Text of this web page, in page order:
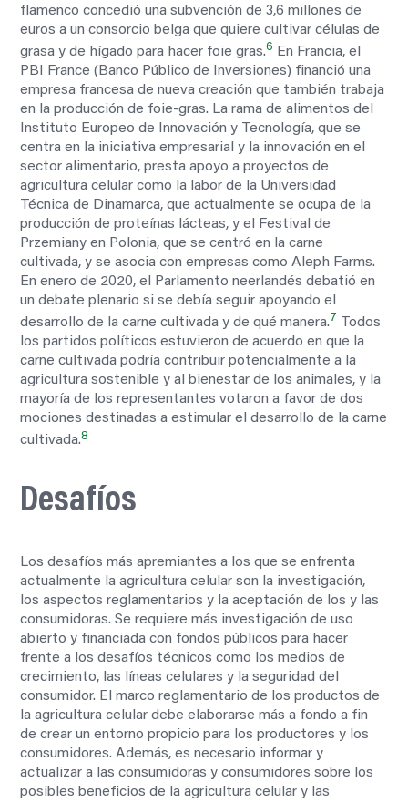
flamenco concedió una subvención de 3,6 millones de
euros a un consorcio belga que quiere cultivar células de
grasa y de hígado para hacer foie gras.6 En Francia, el
PBI France (Banco Público de Inversiones) financió una
empresa francesa de nueva creación que también trabaja
en la producción de foie-gras. La rama de alimentos del
Instituto Europeo de Innovación y Tecnología, que se
centra en la iniciativa empresarial y la innovación en el
sector alimentario, presta apoyo a proyectos de
agricultura celular como la labor de la Universidad
Técnica de Dinamarca, que actualmente se ocupa de la
producción de proteínas lácteas, y el Festival de
Przemiany en Polonia, que se centró en la carne
cultivada, y se asocia con empresas como Aleph Farms.
En enero de 2020, el Parlamento neerlandés debatió en
un debate plenario si se debía seguir apoyando el
desarrollo de la carne cultivada y de qué manera. 7
Todos
los partidos políticos estuvieron de acuerdo en que la
carne cultivada podría contribuir potencialmente a la
agricultura sostenible y al bienestar de los animales, y la
mayoría de los representantes votaron a favor de dos
mociones destinadas a estimular el desarrollo de la carne
cultivada.8
Desafíos
Los desafíos más apremiantes a los que se enfrenta
actualmente la agricultura celular son la investigación,
los aspectos reglamentarios y la aceptación de los y las
consumidoras. Se requiere más investigación de uso
abierto y financiada con fondos públicos para hacer
frente a los desafíos técnicos como los medios de
crecimiento, las líneas celulares y la seguridad del
consumidor. El marco reglamentario de los productos de
la agricultura celular debe elaborarse más a fondo a fin
de crear un entorno propicio para los productores y los
consumidores. Además, es necesario informar y
actualizar a las consumidoras y consumidores sobre los
posibles beneficios de la agricultura celular y las